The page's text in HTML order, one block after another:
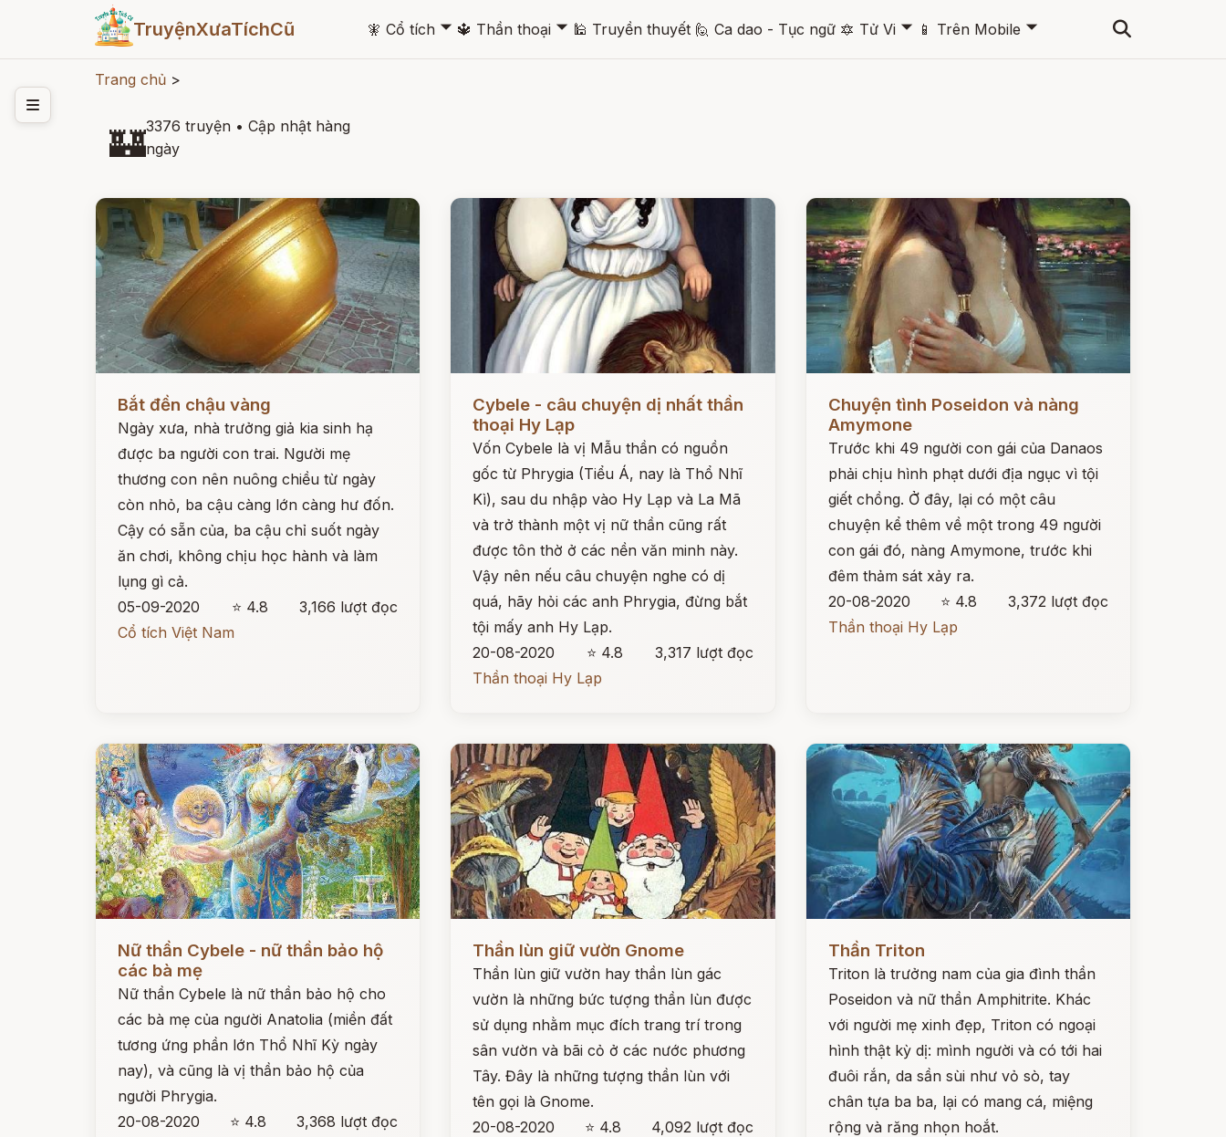
TruyệnXưaTíchCũ 🧚 Cổ tích 🞃 🔱 Thần thoại 🞃 🕌 Truyền thuyết 🙋 Ca dao - Tục ngữ 🔯 Tử Vi 🞃 📱 Trên Mobile 🞃
Trang chủ >
🏰3376 truyện • Cập nhật hàng
ngày
Đọc ngay
Bắt đền chậu vàng
Ngày xưa, nhà trưởng giả kia sinh hạ
được ba người con trai. Người mẹ
thương con nên nuông chiều từ ngày
còn nhỏ, ba cậu càng lớn càng hư đốn.
Cậy có sẵn của, ba cậu chỉ suốt ngày
ăn chơi, không chịu học hành và làm
lụng gì cả.
05-09-2020
⭐ 4.8
3,166 lượt đọc
Cổ tích Việt Nam
Cybele - câu chuyện dị nhất thần
thoại Hy Lạp
Vốn Cybele là vị Mẫu thần có nguồn
gốc từ Phrygia (Tiểu Á, nay là Thổ Nhĩ
Kì), sau du nhập vào Hy Lạp và La Mã
và trở thành một vị nữ thần cũng rất
được tôn thờ ở các nền văn minh này.
Vậy nên nếu câu chuyện nghe có dị
quá, hãy hỏi các anh Phrygia, đừng bắt
tội mấy anh Hy Lạp.
20-08-2020
⭐ 4.8
3,317 lượt đọc
Thần thoại Hy Lạp
Chuyện tình Poseidon và nàng
Amymone
Trước khi 49 người con gái của Danaos
phải chịu hình phạt dưới địa ngục vì tội
giết chồng. Ở đây, lại có một câu
chuyện kể thêm về một trong 49 người
con gái đó, nàng Amymone, trước khi
đêm thảm sát xảy ra.
20-08-2020
⭐ 4.8
3,372 lượt đọc
Thần thoại Hy Lạp
Nữ thần Cybele - nữ thần bảo hộ
các bà mẹ
Nữ thần Cybele là nữ thần bảo hộ cho
các bà mẹ của người Anatolia (miền đất
tương ứng phần lớn Thổ Nhĩ Kỳ ngày
nay), và cũng là vị thần bảo hộ của
người Phrygia.
20-08-2020
⭐ 4.8
3,368 lượt đọc
Đọc ngay
Thần lùn giữ vườn Gnome
Thần lùn giữ vườn hay thần lùn gác
vườn là những bức tượng thần lùn được
sử dụng nhằm mục đích trang trí trong
sân vườn và bãi cỏ ở các nước phương
Tây. Đây là những tượng thần lùn với
tên gọi là Gnome.
20-08-2020
⭐ 4.8
4,092 lượt đọc
Đọc ngay
Thần Triton
Triton là trưởng nam của gia đình thần
Poseidon và nữ thần Amphitrite. Khác
với người mẹ xinh đẹp, Triton có ngoại
hình thật kỳ dị: mình người và có tới hai
đuôi rắn, da sần sùi như vỏ sò, tay
chân tựa ba ba, lại có mang cá, miệng
rộng và răng nhọn hoắt.